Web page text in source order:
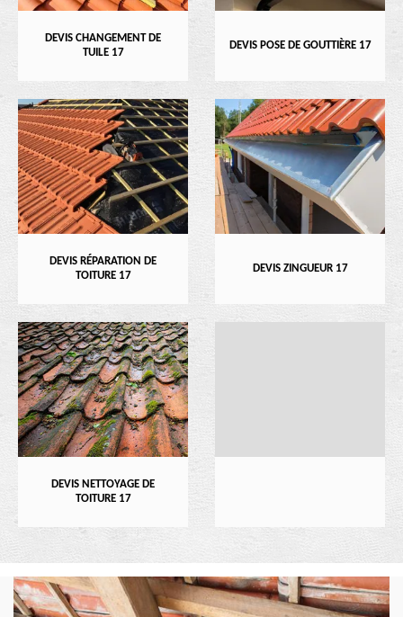
DEVIS CHANGEMENT DE
TUILE 17
DEVIS POSE DE GOUTTIÈRE 17
DEVIS RÉPARATION DE
TOITURE 17
DEVIS ZINGUEUR 17
DEVIS NETTOYAGE DE
TOITURE 17